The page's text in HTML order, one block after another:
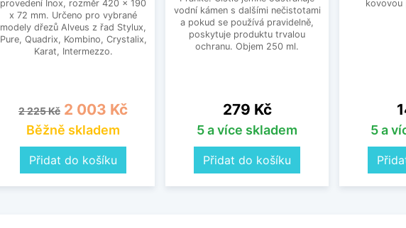
provedení Inox, rozměr 420 x 190
x 72 mm. Určeno pro vybrané
modely dřezů Alveus z řad Stylux,
Pure, Quadrix, Kombino, Crystalix,
Karat, Intermezzo.
Běžná cena
2 225 Kč Cena
2 003 Kč
Běžně skladem
Přidat do košíku
vodní kámen s dalšími nečistotami
a pokud se používá pravidelně,
poskytuje produktu trvalou
ochranu. Objem 250 ml.
Cena
279 Kč
5 a více skladem
Přidat do košíku
kovovou
5 a